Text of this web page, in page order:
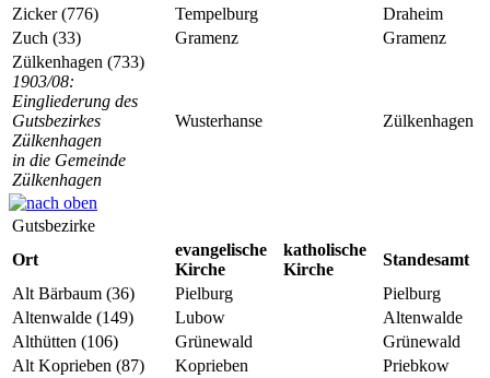
Zicker (776) Tempelburg
Draheim
Zuch (33)
Gramenz
Gramenz
Zülkenhagen (733)
1903/08:
Eingliederung des
Gutsbezirkes
Zülkenhagen
in die Gemeinde
Zülkenhagen
Wusterhanse Zülkenhagen
Gutsbezirke
Ort
evangelische
Kirche
katholische
Kirche
Standesamt
Alt Bärbaum (36)
Pielburg
Pielburg
Altenwalde (149)
Lubow
Altenwalde
Althütten (106)
Grünewald
Grünewald
Alt Koprieben (87)
Koprieben
Priebkow